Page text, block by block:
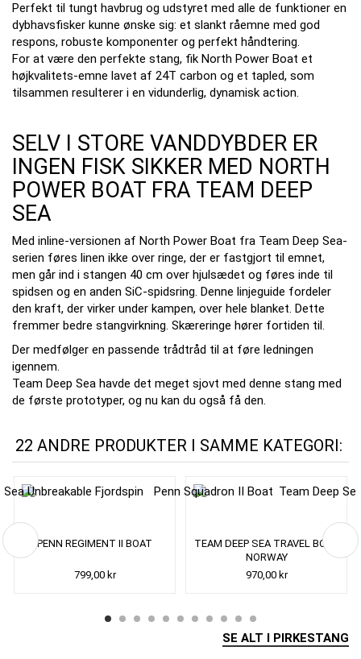
Perfekt til tungt havbrug og udstyret med alle de funktioner en
dybhavsfisker kunne ønske sig: et slankt råemne med god
respons, robuste komponenter og perfekt håndtering.
For at være den perfekte stang, fik North Power Boat et
højkvalitets-emne lavet af 24T carbon og et tapled, som
tilsammen resulterer i en vidunderlig, dynamisk action.
SELV I STORE VANDDYBDER ER
INGEN FISK SIKKER MED NORTH
POWER BOAT FRA TEAM DEEP
SEA
Med inline-versionen af ​​North Power Boat fra Team Deep Sea-
serien føres linen ikke over ringe, der er fastgjort til emnet,
men går ind i stangen 40 cm over hjulsædet og føres inde til
spidsen og en anden SiC-spidsring. Denne linjeguide fordeler
den kraft, der virker under kampen, over hele blanket. Dette
fremmer bedre stangvirkning. Skæreringe hører fortiden til.
Der medfølger en passende trådtråd til at føre ledningen
igennem.
Team Deep Sea havde det meget sjovt med denne stang med
de første prototyper, og nu kan du også få den.
22 ANDRE PRODUKTER I SAMME KATEGORI:
PENN REGIMENT II BOAT
799,00 kr
TEAM DEEP SEA TRAVEL BOAT
NORWAY
970,00 kr
SE ALT I PIRKESTANG